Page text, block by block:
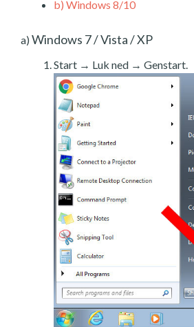
b) Windows 8/10
a) Windows 7 / Vista / XP
Start → Luk ned → Genstart.